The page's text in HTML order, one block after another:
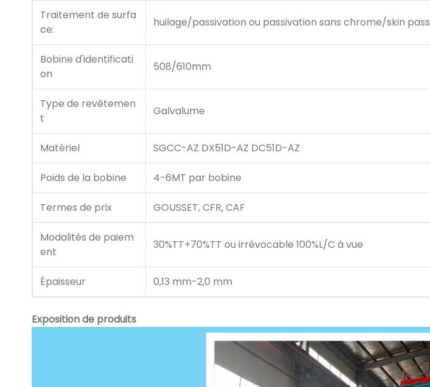
Traitement de surfa
ce:
huilage/passivation ou passivation sans chrome/skin pass
Bobine d'identificati
on
508/610mm
Type de revêtemen
t
Galvalume
Matériel SGCC-AZ DX51D-AZ DC51D-AZ
Poids de la bobine 4-6MT par bobine
Termes de prix GOUSSET, CFR, CAF
Modalités de paiem
ent
30%TT+70%TT ou irrévocable 100%L/C à vue
Épaisseur 0,13 mm-2,0 mm
Exposition de produits